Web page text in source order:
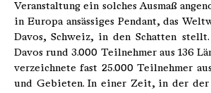
Veranstaltung ein solches Ausmaß
in Europa ansässiges Pendant, das
Davos, Schweiz, in den Schatten
Davos rund 3.000 Teilnehmer aus 136
verzeichnete fast 25.000 Teilnehmer
und Gebieten. In einer Zeit, in der